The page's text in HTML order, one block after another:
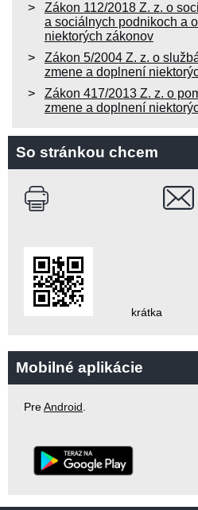
Zákon 112/2018 Z. z. o
a sociálnych podnikoch a
niektorých zákonov
Zákon 5/2004 Z. z. o
zmene a doplnení
Zákon 417/2013 Z. z. o
zmene a doplnení
So stránkou chcem
krátka url:
Mobilné aplikácie
PreAndroid.